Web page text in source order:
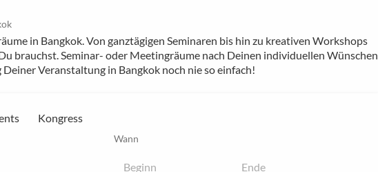
in Bangkok. Von ganztägigen Seminaren bis hin zu kreativen Workshops
brauchst. Seminar- oder Meetingräume nach Deinen individuellen Wünschen
Deiner Veranstaltung in Bangkok noch nie so einfach!
Kongress
Wann